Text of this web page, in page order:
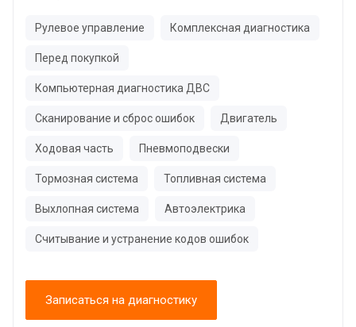
Рулевое управление Комплексная диагностика
Перед покупкой
Компьютерная диагностика ДВС
Сканирование и сброс ошибок Двигатель
Ходовая часть Пневмоподвески
Тормозная система Топливная система
Выхлопная система Автоэлектрика
Считывание и устранение кодов ошибок
Записаться на диагностику